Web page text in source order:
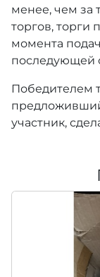
менее, чем за
торгов, торги
момента
последующей
Победителем
участник,